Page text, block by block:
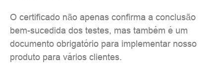
O certificado não apenas confirma a conclusão
bem-sucedida dos testes, mas também é um
documento obrigatório para implementar nosso
produto para vários clientes.